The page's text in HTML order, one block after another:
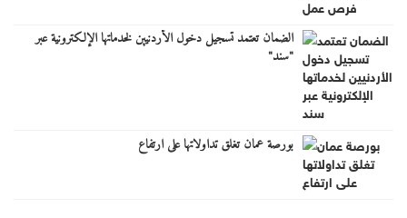
الضمان تعتمد تسجيل دخول الأردنيين لخدماتها الإلكترونية عبر
"سند"
بورصة عمان تغلق تداولاتها على ارتفاع